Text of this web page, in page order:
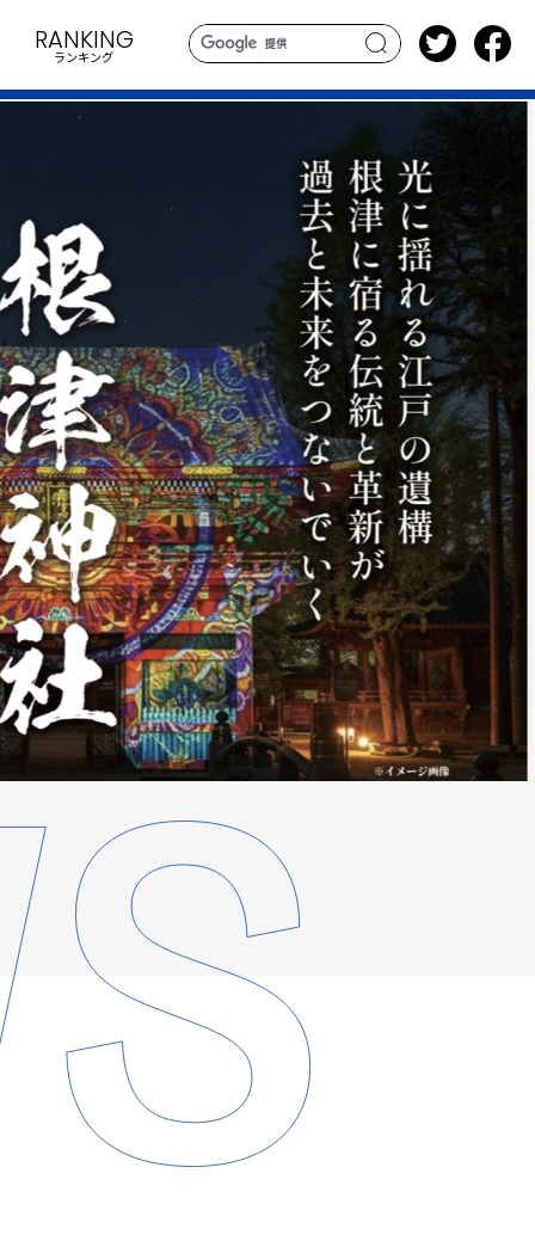
search
RANKING
ランキング